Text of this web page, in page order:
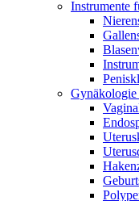
Instrumente